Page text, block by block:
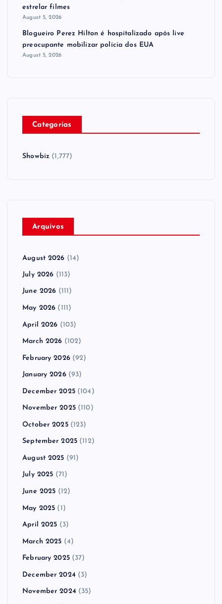
estrelar filmes
August 5, 2026
Blogueiro Perez Hilton é hospitalizado após live
preocupante mobilizar polícia dos EUA
August 5, 2026
Categorias
Showbiz (1,777)
Arquivos
August 2026 (14)
July 2026 (113)
June 2026 (111)
May 2026 (111)
April 2026 (103)
March 2026 (102)
February 2026(92)
January 2026(93)
December 2025(104)
November 2025(110)
October 2025(123)
September 2025 (112)
August 2025 (91)
July 2025 (71)
June 2025 (12)
May 2025 (1)
April 2025 (3)
March 2025 (4)
February 2025(37)
December 2024 (3)
November 2024 (35)